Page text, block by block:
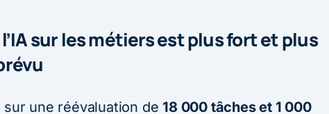
l’IA sur les métiers est plus fort et plus
sur une réévaluation de 18 000 tâches et 1 000